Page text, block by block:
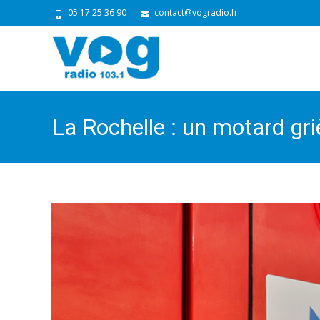
05 17 25 36 90 contact@vogradio.fr
La Rochelle : un motard